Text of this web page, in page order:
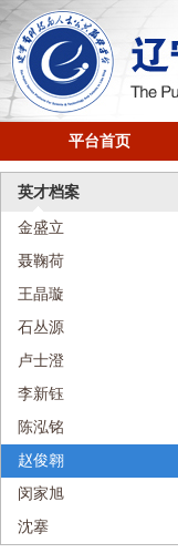
平台首页
英才档案
金盛立
聂鞠荷
王晶璇
石丛源
卢士澄
李新钰
陈泓铭
赵俊翱
闵家旭
沈搴